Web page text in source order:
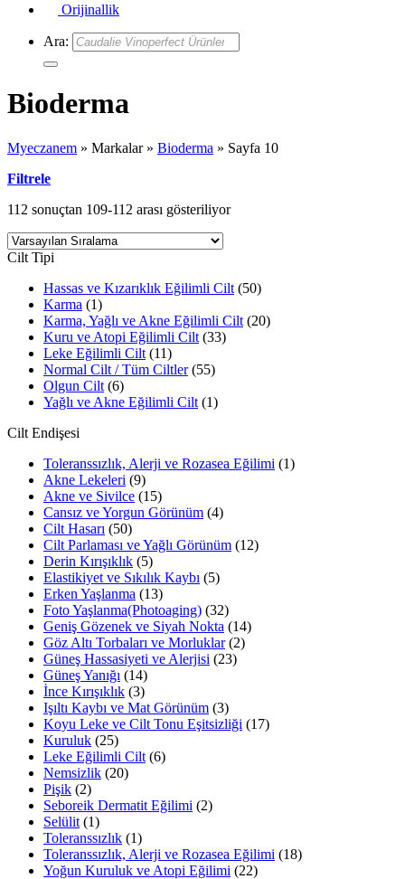
Orijinallik
Ara:
Bioderma
Myeczanem » Markalar» Bioderma » Sayfa 10
Filtrele
112 sonuçtan 109-112 arası gösteriliyor
Cilt Tipi
Hassas ve Kızarıklık Eğilimli Cilt (50)
Karma (1)
Karma, Yağlı ve Akne Eğilimli Cilt (20)
Kuru ve Atopi Eğilimli Cilt (33)
Leke Eğilimli Cilt (11)
Normal Cilt / Tüm Ciltler (55)
Olgun Cilt (6)
Yağlı ve Akne Eğilimli Cilt (1)
Cilt Endişesi
Toleranssızlık, Alerji ve Rozasea Eğilimi (1)
Akne Lekeleri (9)
Akne ve Sivilce (15)
Cansız ve Yorgun Görünüm (4)
Cilt Hasarı (50)
Cilt Parlaması ve Yağlı Görünüm (12)
Derin Kırışıklık (5)
Elastikiyet ve Sıkılık Kaybı (5)
Erken Yaşlanma (13)
Foto Yaşlanma(Photoaging) (32)
Geniş Gözenek ve Siyah Nokta (14)
Göz Altı Torbaları ve Morluklar (2)
Güneş Hassasiyeti ve Alerjisi (23)
Güneş Yanığı (14)
İnce Kırışıklık (3)
Işıltı Kaybı ve Mat Görünüm (3)
Koyu Leke ve Cilt Tonu Eşitsizliği (17)
Kuruluk (25)
Leke Eğilimli Cilt (6)
Nemsizlik (20)
Pişik (2)
Seboreik Dermatit Eğilimi (2)
Selülit (1)
Toleranssızlık (1)
Toleranssızlık, Alerji ve Rozasea Eğilimi (18)
Yoğun Kuruluk ve Atopi Eğilimi (22)